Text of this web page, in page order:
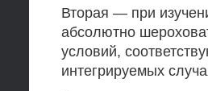
Вторая — при
абсолютно
условий,
интегрируемых